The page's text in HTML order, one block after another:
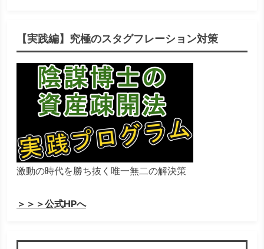
【実践編】究極のスタグフレーション対策
激動の時代を勝ち抜く唯一無二の解決策
＞＞＞公式HPへ